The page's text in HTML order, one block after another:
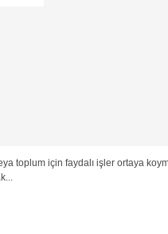
toplum için faydalı işler ortaya